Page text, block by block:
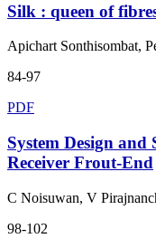
Silk : queen of
Apichart Sonthisombat,
84-97
PDF
System Design
Receiver Frout-End
C Noisuwan, V
98-102